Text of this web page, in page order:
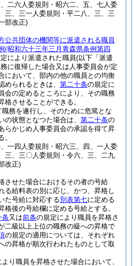
二六人委規則・昭六二、五、七人委
三、三一人委規則・平二八、三、三
部改正)
公共団体の機関等に派遣される職員
(昭和六十三年三月青森県条例第四
により派遣された職員(以下「派遣
に復帰した場合又は人事委員会が定
において、部内の他の職員との均衡
められるときは、 第二十条の規定に
会の定めるところにより、その職務
格させることができる。
務を遂行し、そのために危篤とな
の状態となつた場合は、 第二十条の
らかじめ人事委員会の承認を得て昇
。
一四人委規則・昭六三、四、一人委
三、三〇人委規則・令六、三、二九
改正)
させた場合におけるその者の号給
る給料表の別に応じ、かつ、昇格し
た号給に対応する別表第七に定める
格後の号給欄に定める号給とする。
条又は前条の規定により職員を昇格さ
二級以上上位の職務の級への昇格で
の規定の適用については、それぞれ
の昇格が順次行われたものとして取
り職員を昇格させた場合において、